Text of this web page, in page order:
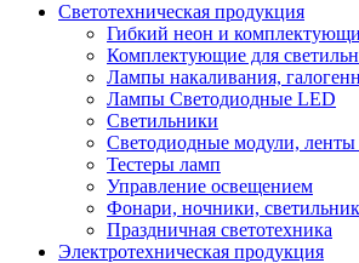
Светотехническая продукция
Гибкий неон и
Комплектующие для
Лампы накаливания,
Лампы Светодиодные LED
Светильники
Светодиодные модули,
Тестеры ламп
Управление освещением
Фонари, ночники,
Праздничная светотехника
Электротехническая продукция